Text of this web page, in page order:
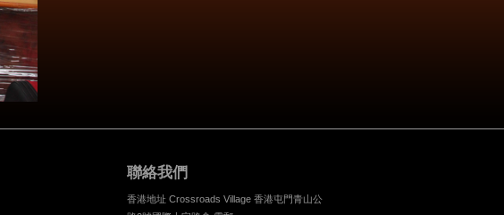
聯絡我們
香港地址 Crossroads Village 香港屯門青山公